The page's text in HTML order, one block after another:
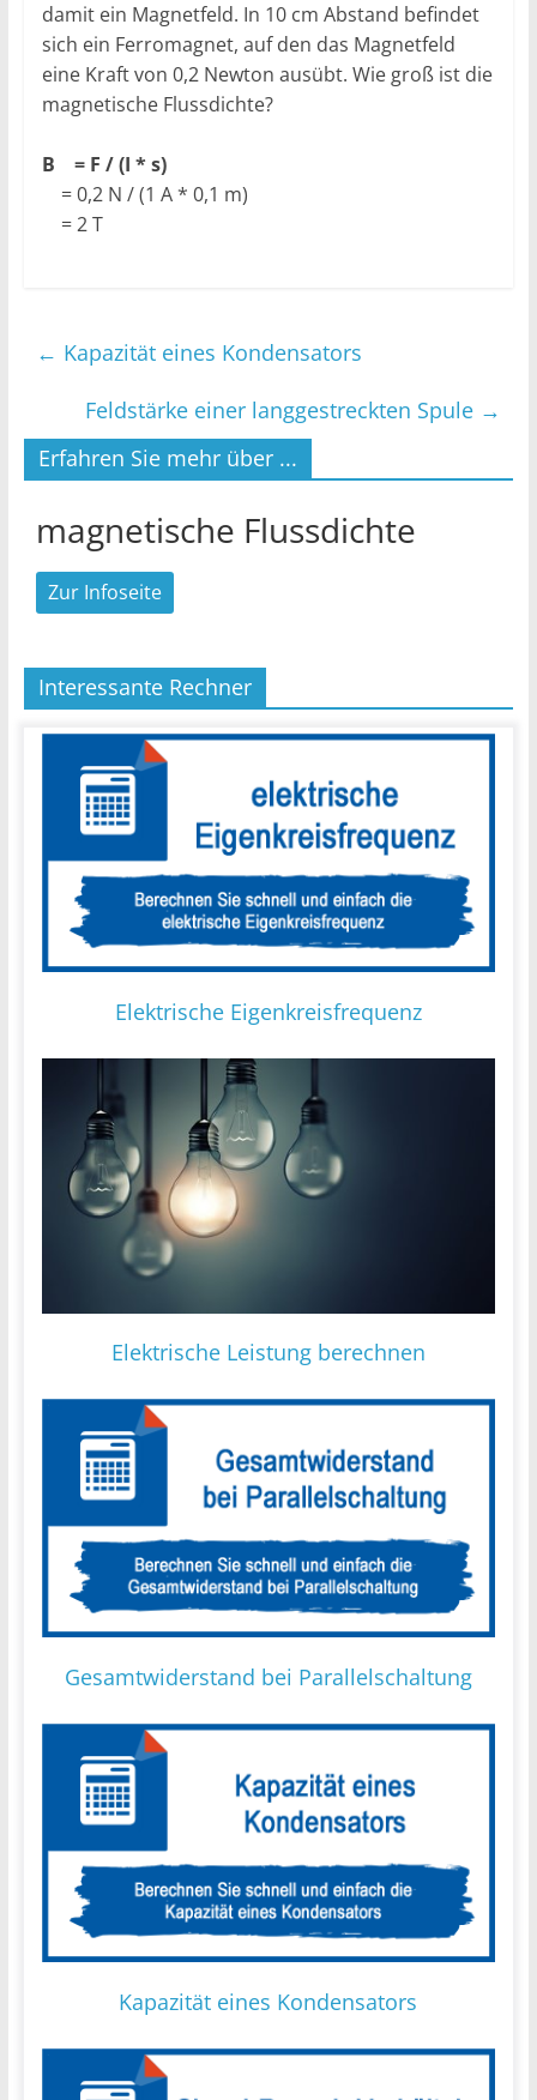
damit ein Magnetfeld. In 10 cm Abstand befindet
sich ein Ferromagnet, auf den das Magnetfeld
eine Kraft von 0,2 Newton ausübt. Wie groß ist die
magnetische Flussdichte?
B = F / (I * s)
= 0,2 N / (1 A * 0,1 m)
= 2 T
← Kapazität eines Kondensators
Feldstärke einer langgestreckten Spule →
Erfahren Sie mehr über ...
magnetische Flussdichte
Zur Infoseite
Interessante Rechner
Elektrische Eigenkreisfrequenz
Elektrische Leistung berechnen
Gesamtwiderstand bei Parallelschaltung
Kapazität eines Kondensators